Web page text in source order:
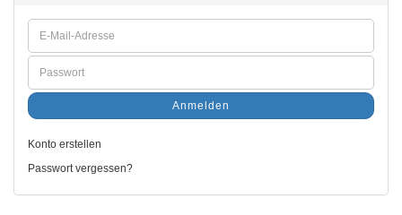
Anmelden
Konto erstellen
Passwort vergessen?